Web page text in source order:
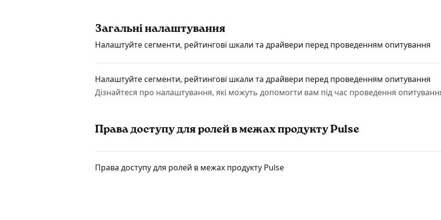
Загальні налаштування
Налаштуйте сегменти, рейтингові шкали та драйвери перед проведенням опитування
Налаштуйте сегменти, рейтингові шкали та драйвери перед проведенням опитування
Дізнайтеся про налаштування, які можуть допомогти вам під час проведення
Права доступу для ролей в межах продукту Pulse
Права доступу для ролей в межах продукту Pulse